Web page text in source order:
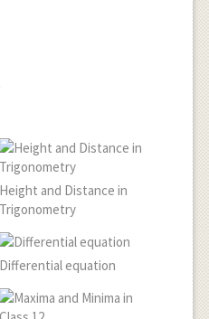
Height and Distance in
Trigonometry
Differential equation